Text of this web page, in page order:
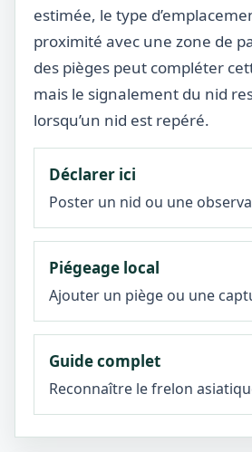
estimée, le type
proximité avec une zone de
des pièges peut compléter
mais le signalement du nid
lorsqu’un nid est repéré.
Déclarer ici
Poster un nid ou une
Piégeage local
Ajouter un piège ou une
Guide complet
Reconnaître le frelon